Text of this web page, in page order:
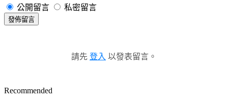
公開留言 私密留言
發佈留言
請先 登入 以發表留言。
Recommended